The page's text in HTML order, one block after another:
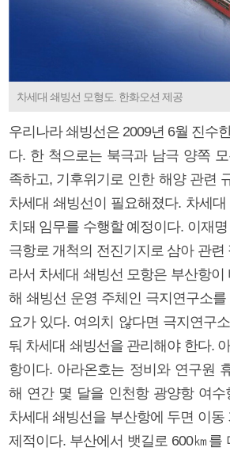
차세대 쇄빙선 모형도. 한화오션 제공
우리나라 쇄빙선은 2009년 6월 진수
다. 한 척으로는 북극과 남극 양쪽
족하고, 기후위기로 인한 해양 관련
차세대 쇄빙선이 필요해졌다. 차세
치돼 임무를 수행할 예정이다. 이재
극항로 개척의 전진기지로 삼아 관련
라서 차세대 쇄빙선 모항은 부산항이
해 쇄빙선 운영 주체인 극지연구소
요가 있다. 여의치 않다면 극지연구
둬 차세대 쇄빙선을 관리해야 한다.
항이다. 아라온호는 정비와 연구원
해 연간 몇 달을 인천항 광양항 여수
차세대 쇄빙선을 부산항에 두면 이동
제적이다. 부산에서 뱃길로 600㎞를